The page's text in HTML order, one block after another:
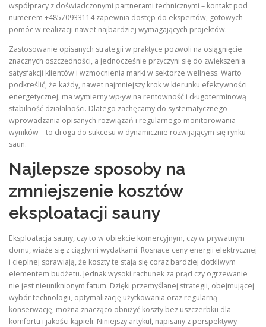
współpracy z doświadczonymi partnerami technicznymi – kontakt pod
numerem +48570933114 zapewnia dostęp do ekspertów, gotowych
pomóc w realizacji nawet najbardziej wymagających projektów.
Zastosowanie opisanych strategii w praktyce pozwoli na osiągnięcie
znacznych oszczędności, a jednocześnie przyczyni się do zwiększenia
satysfakcji klientów i wzmocnienia marki w sektorze wellness. Warto
podkreślić, że każdy, nawet najmniejszy krok w kierunku efektywności
energetycznej, ma wymierny wpływ na rentowność i długoterminową
stabilność działalności. Dlatego zachęcamy do systematycznego
wprowadzania opisanych rozwiązań i regularnego monitorowania
wyników – to droga do sukcesu w dynamicznie rozwijającym się rynku
saun.
Najlepsze sposoby na
zmniejszenie kosztów
eksploatacji sauny
Eksploatacja sauny, czy to w obiekcie komercyjnym, czy w prywatnym
domu, wiąże się z ciągłymi wydatkami. Rosnące ceny energii elektrycznej
i cieplnej sprawiają, że koszty te stają się coraz bardziej dotkliwym
elementem budżetu. Jednak wysoki rachunek za prąd czy ogrzewanie
nie jest nieuniknionym fatum. Dzięki przemyślanej strategii, obejmującej
wybór technologii, optymalizację użytkowania oraz regularną
konserwację, można znacząco obniżyć koszty bez uszczerbku dla
komfortu i jakości kąpieli. Niniejszy artykuł, napisany z perspektywy